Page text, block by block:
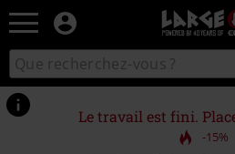
EMP
-
Films
&
Séries
Rechercher
sur
le
catalogue
Le travail est fini.
-15%